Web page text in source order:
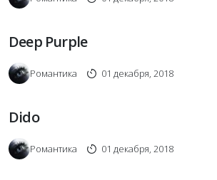
Deep Purple
Романтика 01 декабря, 2018
Dido
Романтика 01 декабря, 2018